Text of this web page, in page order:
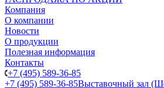
Компания
О компании
Новости
О продукции
Полезная информация
Контакты
+7 (495) 589-36-85
+7 (495) 589-36-85Выставочный зал